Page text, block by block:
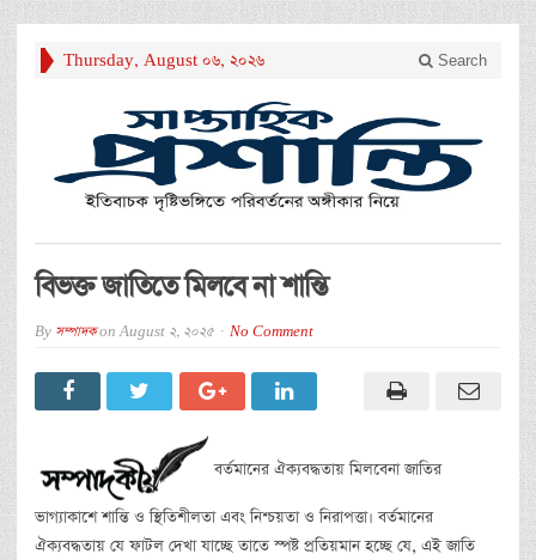
Thursday, August 06, 2026 Search
বিভক্ত জাতিতে মিলবে না শান্তি
By সম্পাদকonAugust 2, 2025 No Comment
বর্তমানের ঐক্যবদ্ধতায় মিলবেনা জাতির
ভাগ্যাকাশে শান্তি ও স্থিতিশীলতা এবং নিশ্চয়তা ও নিরাপত্তা। বর্তমানের
ঐক্যবদ্ধতায় যে ফাটল দেখা যাচ্ছে তাতে স্পষ্ট প্রতিয়মান হচ্ছে যে, এই জাতি